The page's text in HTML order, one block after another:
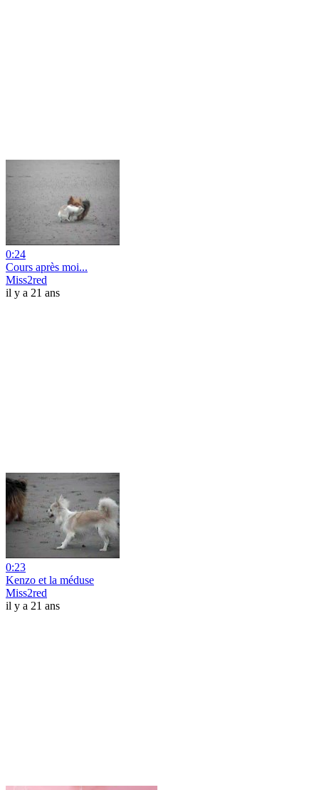
0:24
Cours après moi...
Miss2red
il y a 21 ans
0:23
Kenzo et la méduse
Miss2red
il y a 21 ans